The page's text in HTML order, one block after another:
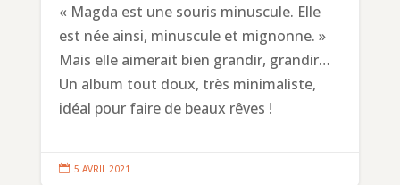
« Magda est une souris minuscule. Elle
est née ainsi, minuscule et mignonne. »
Mais elle aimerait bien grandir, grandir…
Un album tout doux, très minimaliste,
idéal pour faire de beaux rêves !
 5 AVRIL 2021